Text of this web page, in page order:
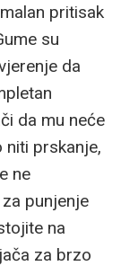
pritisak
su
da
da mu neće
niti prskanje,
ne
punjenje
na
za brzo